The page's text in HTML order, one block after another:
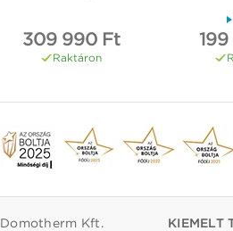
309 990 Ft
Raktáron
Domotherm Kft. KIEMELT